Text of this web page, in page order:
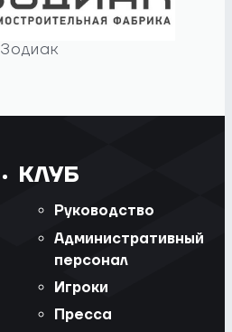
Зодиак
КЛУБ
Руководство
Административный
персонал
Игроки
Пресса